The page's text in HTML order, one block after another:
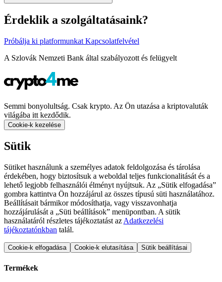
Érdeklik a szolgáltatásaink?
Próbálja ki platformunkat Kapcsolatfelvétel
A Szlovák Nemzeti Bank által szabályozott és felügyelt
Semmi bonyolultság. Csak krypto. Az Ön utazása a kriptovaluták
világába itt kezdődik.
Cookie-k kezelése
Sütik
Sütiket használunk a személyes adatok feldolgozása és tárolása
érdekében, hogy biztosítsuk a weboldal teljes funkcionalitását és a
lehető legjobb felhasználói élményt nyújtsuk. Az „Sütik elfogadása”
gombra kattintva Ön hozzájárul az összes típusú süti használatához.
Beállításait bármikor módosíthatja, vagy visszavonhatja
hozzájárulását a „Süti beállítások” menüpontban. A sütik
használatáról részletes tájékoztatást az Adatkezelési
tájékoztatónkban talál.
Cookie-k elfogadása Cookie-k elutasítása Sütik beállításai
Termékek